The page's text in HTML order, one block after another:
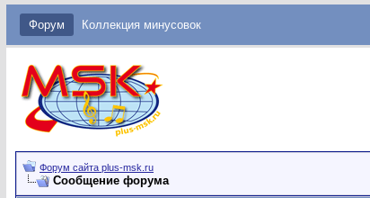
Форум Коллекция минусовок
Форум сайта plus-msk.ru
Сообщение форума